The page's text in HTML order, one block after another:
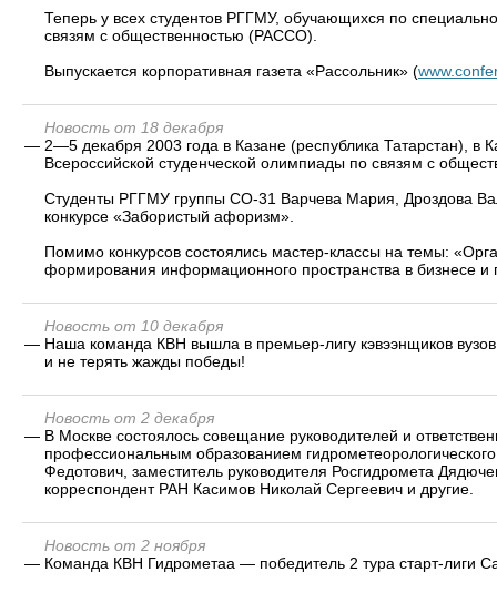
Теперь у всех студентов РГГМУ, обучающихся по
связям с общественностью (РАССО).
Выпускается корпоративная газета «Рассольник» (
Новость от 18 декабря
— 2—5 декабря 2003 года в Казане (республика Татарстан), в
Всероссийской студенческой олимпиады по связям с
Студенты РГГМУ группы СО-31 Варчева Мария, Дроздова
конкурсе «Забористый афоризм».
Помимо конкурсов состоялись мастер-классы на темы:
формирования информационного пространства в бизнесе и
Новость от 10 декабря
— Наша команда КВН вышла в премьер-лигу кэвээнщиков
и не терять жажды победы!
Новость от 2 декабря
— В Москве состоялось совещание руководителей и
профессиональным образованием
Федотович, заместитель руководителя Росгидромета
корреспондент РАН Касимов Николай Сергеевич и другие.
Новость от 2 ноября
— Команда КВН Гидрометаа — победитель 2 тура старт-лиги